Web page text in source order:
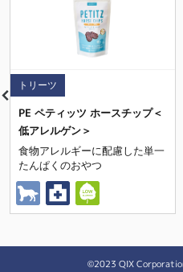
トリーツ
PE ペティッツ ホースチップ＜
低アレルゲン＞
食物アレルギーに配慮した単一
たんぱくのおやつ
©2023 QIX